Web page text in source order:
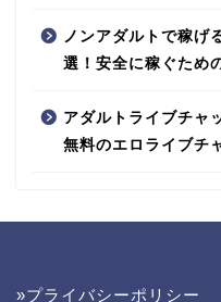
ノンアダルトで稼げ
選！安全に稼ぐため
アダルトライブチャ
無料のエロライブチ
»プライバシーポリシー